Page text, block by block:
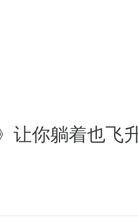
力符文兑换更
层变为安全层,
改成消耗绑定元
让你躺着也飞